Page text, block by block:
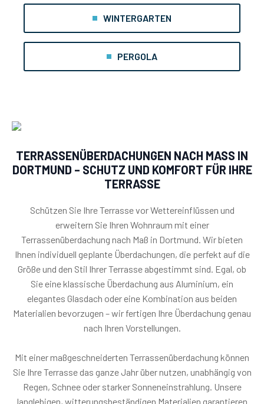
WINTERGARTEN
PERGOLA
TERRASSENÜBERDACHUNGEN NACH MASS IN D
ORTMUND – SCHUTZ UND KOMFORT FÜR IHRE T
ERRASSE
Schützen Sie Ihre Terrasse vor Wettereinflüssen und
erweitern Sie Ihren Wohnraum mit einer
Terrassenüberdachung nach Maß in Dortmund. Wir bieten
Ihnen individuell geplante Überdachungen, die perfekt auf die
Größe und den Stil Ihrer Terrasse abgestimmt sind. Egal, ob
Sie eine klassische Überdachung aus Aluminium, ein
elegantes Glasdach oder eine Kombination aus beiden
Materialien bevorzugen – wir fertigen Ihre Überdachung genau
nach Ihren Vorstellungen.
Mit einer maßgeschneiderten Terrassenüberdachung können
Sie Ihre Terrasse das ganze Jahr über nutzen, unabhängig von
Regen, Schnee oder starker Sonneneinstrahlung. Unsere
langlebigen, witterungsbeständigen Materialien garantieren